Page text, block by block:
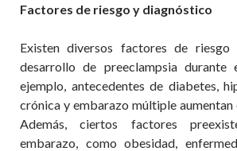
Factores de riesgo y diagnóstico
Existen diversos factores de riesgo
desarrollo de preeclampsiadurante
ejemplo, antecedentes de diabetes,
crónica y embarazo múltiple
Además, ciertos factores
embarazo, como obesidad,